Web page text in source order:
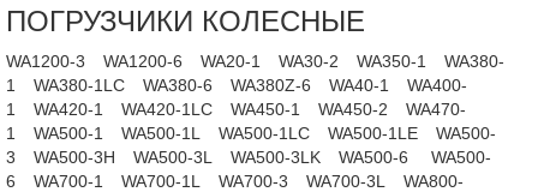
ПОГРУЗЧИКИ КОЛЕСНЫЕ
WA1200-3 WA1200-6 WA20-1 WA30-2 WA350-1
WA380-
1
WA380-1LC WA380-6 WA380Z-6 WA40-1
WA400-
1
WA420-1 WA420-1LC WA450-1 WA450-2
WA470-
1
WA500-1 WA500-1L WA500-1LC WA500-1LE
WA500-
3
WA500-3H WA500-3L WA500-3LK WA500-6
WA500-
6
WA700-1 WA700-1L WA700-3 WA700-3L
WA800-